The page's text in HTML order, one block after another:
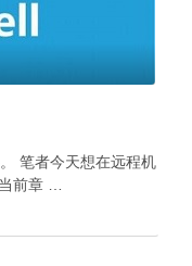
笔者今天想在远程机
前章 …